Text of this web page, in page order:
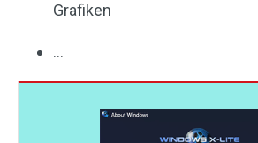
Grafiken
…